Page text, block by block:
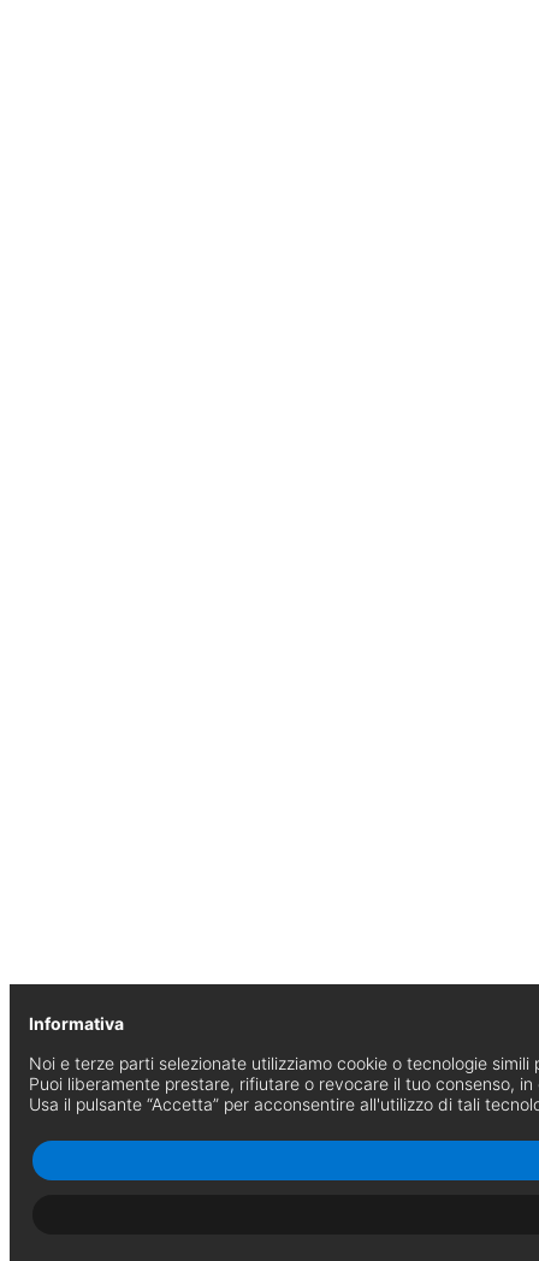
Informativa
Noi e terze parti selezionate utilizziamo cookie o tecnologie
Puoi liberamente prestare, rifiutare o revocare il tuo consenso, in
Usa il pulsante “Accetta” per acconsentire all'utilizzo di tali